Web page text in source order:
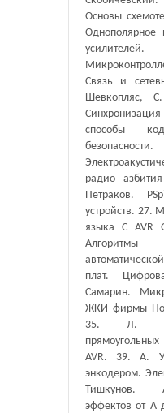
Основы
Однополярное
Связь и
Шевкопляс,
способы
радио
Петраков.
устройств. 27.
языка C AVR
плат.
Самарин.
ЖКИ фирмы
35. Л.
AVR. 39. А.
энкодером.
Тишкунов.
эффектов от А